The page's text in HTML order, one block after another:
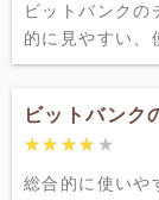
ビットバンクの
的に見やすい、
ビットバンク
★★★★★
★★★★★
総合的に使いや